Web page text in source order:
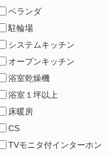
ベランダ
駐輪場
システムキッチン
オープンキッチン
浴室乾燥機
浴室１坪以上
床暖房
CS
TVモニタ付インターホン